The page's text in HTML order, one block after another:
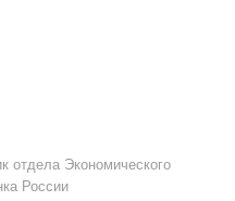
отдела Экономического
России